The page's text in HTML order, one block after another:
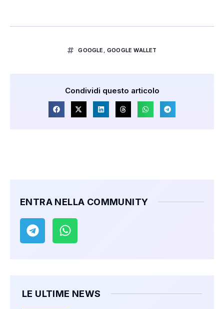
GOOGLE , GOOGLE WALLET
Condividi questo articolo
ENTRA NELLA COMMUNITY
LE ULTIME NEWS